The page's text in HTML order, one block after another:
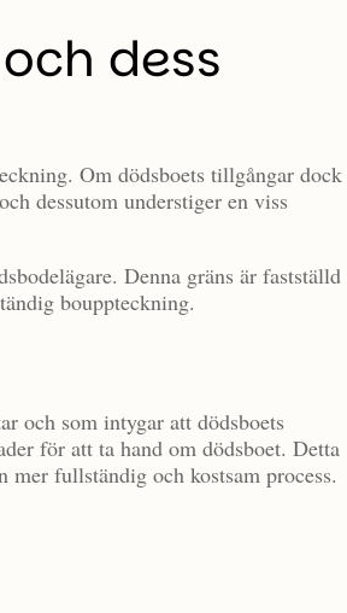
dess
Om dödsboets tillgångar dock
dessutom understiger en viss
Denna gräns är fastställd
bouppteckning.
och som intygar att dödsboets
för att ta hand om dödsboet. Detta
fullständig och kostsam process.